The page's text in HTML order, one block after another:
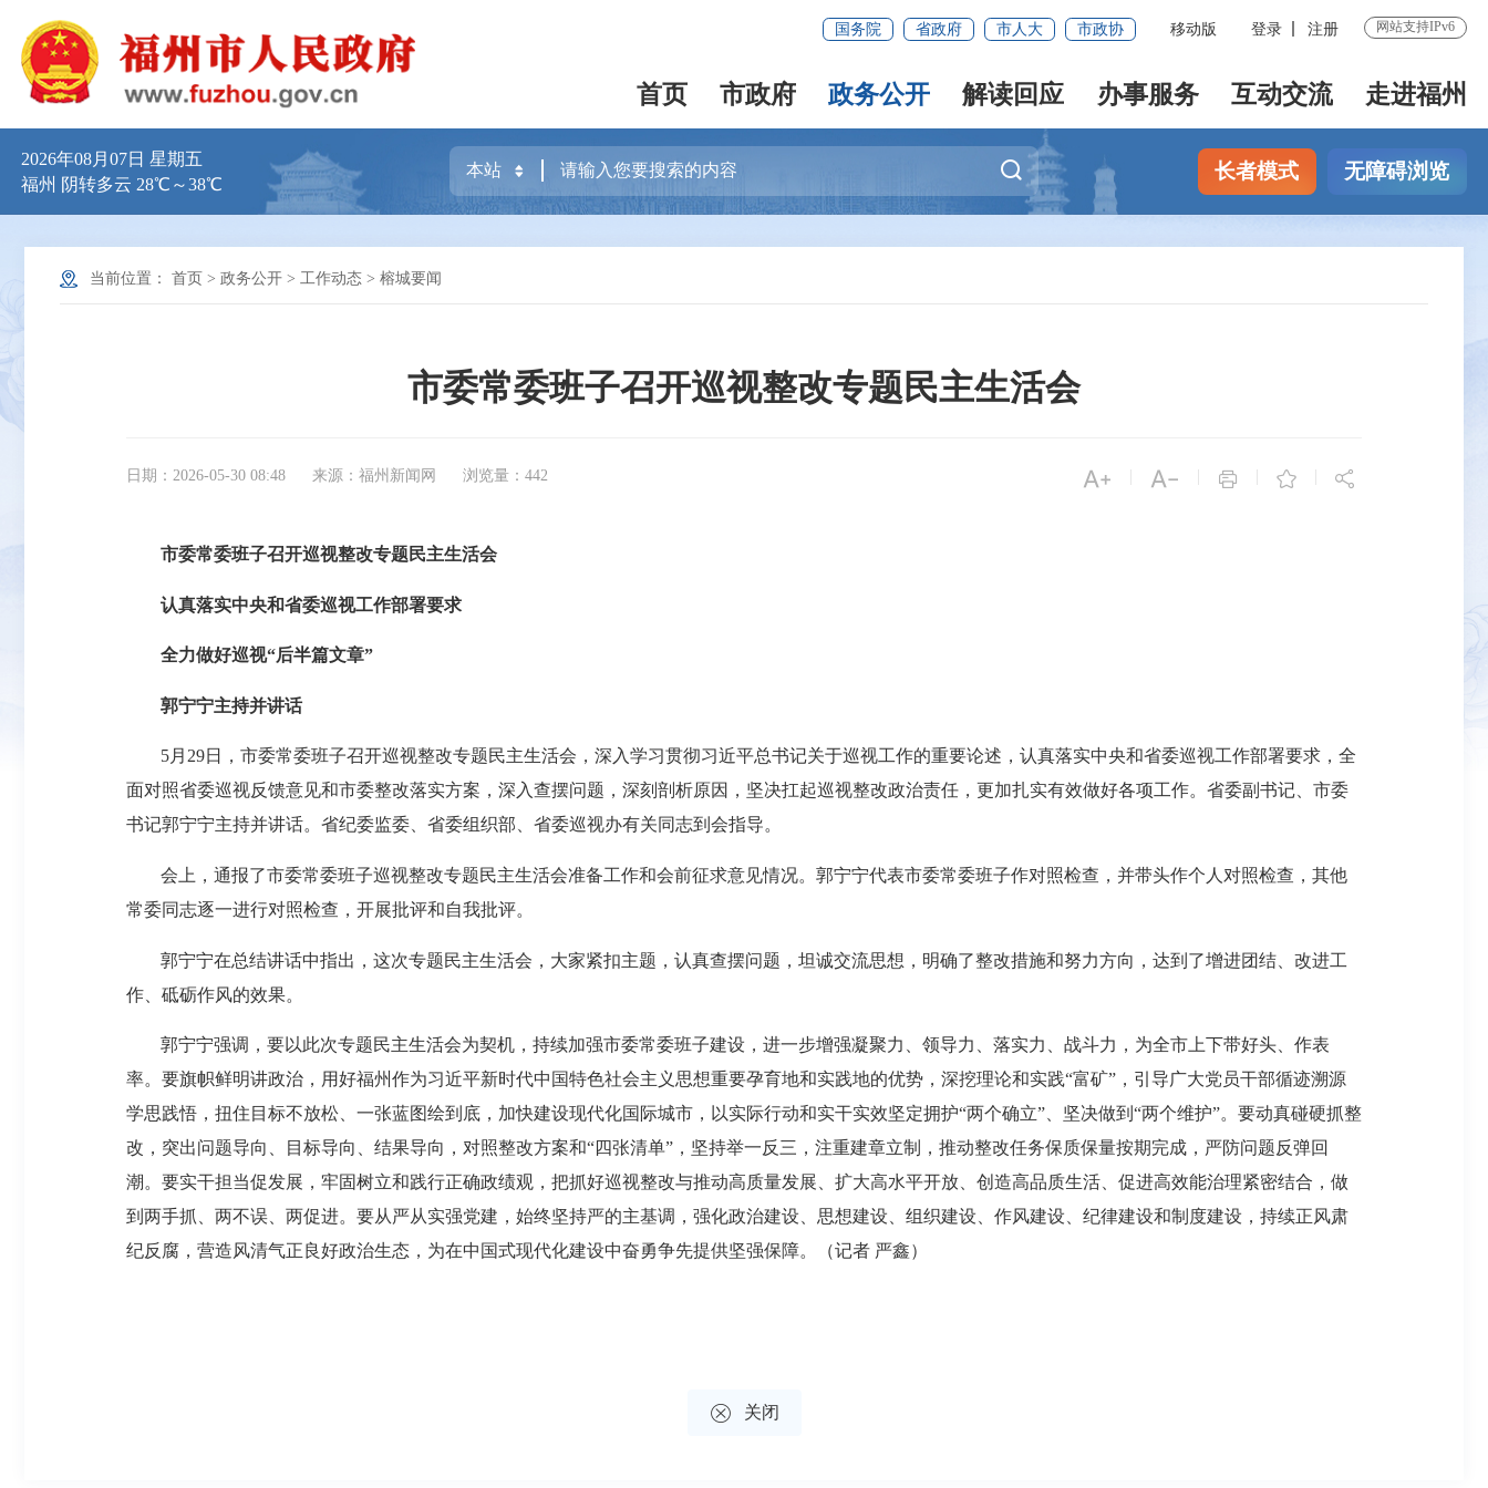
国务院 省政府 市人大 市政协 移动版 登录 注册 网站支持IPv6
首页 市政府 政务公开 解读回应 办事服务 互动交流 走进福州
2026年08月07日 星期五
福州 阴转多云 28℃～38℃
长者模式 无障碍浏览
当前位置： 首页 > 政务公开 > 工作动态 > 榕城要闻
市委常委班子召开巡视整改专题民主生活会
日期：2026-05-30 08:48 来源：福州新闻网 浏览量：442  |  |  |  | 
市委常委班子召开巡视整改专题民主生活会
认真落实中央和省委巡视工作部署要求
全力做好巡视“后半篇文章”
郭宁宁主持并讲话
5月29日，市委常委班子召开巡视整改专题民主生活会，深入学习贯彻习近平总书记关于巡视工作的重要论述，认真落实中央和省委巡视工作部署要求，全
面对照省委巡视反馈意见和市委整改落实方案，深入查摆问题，深刻剖析原因，坚决扛起巡视整改政治责任，更加扎实有效做好各项工作。省委副书记、市委
书记郭宁宁主持并讲话。省纪委监委、省委组织部、省委巡视办有关同志到会指导。
会上，通报了市委常委班子巡视整改专题民主生活会准备工作和会前征求意见情况。郭宁宁代表市委常委班子作对照检查，并带头作个人对照检查，其他
常委同志逐一进行对照检查，开展批评和自我批评。
郭宁宁在总结讲话中指出，这次专题民主生活会，大家紧扣主题，认真查摆问题，坦诚交流思想，明确了整改措施和努力方向，达到了增进团结、改进工
作、砥砺作风的效果。
郭宁宁强调，要以此次专题民主生活会为契机，持续加强市委常委班子建设，进一步增强凝聚力、领导力、落实力、战斗力，为全市上下带好头、作表
率。要旗帜鲜明讲政治，用好福州作为习近平新时代中国特色社会主义思想重要孕育地和实践地的优势，深挖理论和实践“富矿”，引导广大党员干部循迹溯源
学思践悟，扭住目标不放松、一张蓝图绘到底，加快建设现代化国际城市，以实际行动和实干实效坚定拥护“两个确立”、坚决做到“两个维护”。要动真碰硬抓整
改，突出问题导向、目标导向、结果导向，对照整改方案和“四张清单”，坚持举一反三，注重建章立制，推动整改任务保质保量按期完成，严防问题反弹回
潮。要实干担当促发展，牢固树立和践行正确政绩观，把抓好巡视整改与推动高质量发展、扩大高水平开放、创造高品质生活、促进高效能治理紧密结合，做
到两手抓、两不误、两促进。要从严从实强党建，始终坚持严的主基调，强化政治建设、思想建设、组织建设、作风建设、纪律建设和制度建设，持续正风肃
纪反腐，营造风清气正良好政治生态，为在中国式现代化建设中奋勇争先提供坚强保障。（记者 严鑫）
 关闭